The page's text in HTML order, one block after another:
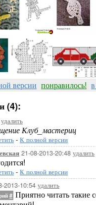
версии понравилось!
(4):
удалить
Клуб_мастериц
- К полной версии
21-08-2013-20:48 удалить
- К полной версии
2013-10:54 удалить
# Приятно читать такие